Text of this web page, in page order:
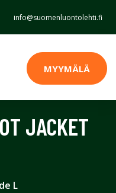
info@suomenluontolehti.fi
MYYMÄLÄ
JACKET
L